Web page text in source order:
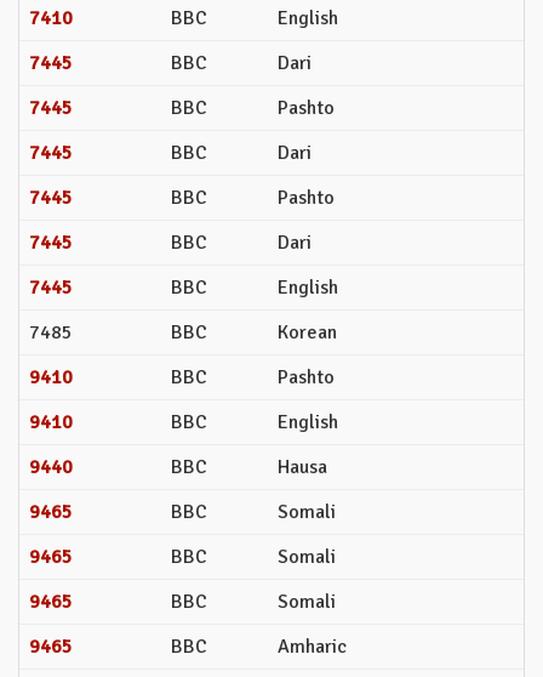
7410
BBC
English
7445
BBC
Dari
7445
BBC
Pashto
7445
BBC
Dari
7445
BBC
Pashto
7445
BBC
Dari
7445
BBC
English
7485
BBC
Korean
9410
BBC
Pashto
9410
BBC
English
9440
BBC
Hausa
9465
BBC
Somali
9465
BBC
Somali
9465
BBC
Somali
9465
BBC
Amharic